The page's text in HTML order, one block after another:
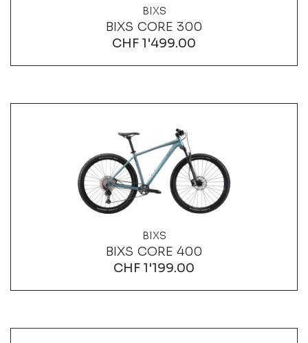
BIXS
BIXS CORE 300
CHF 1'499.00
BIXS
BIXS CORE 400
CHF 1'199.00